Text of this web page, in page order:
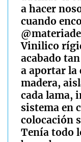
a hacer
cuando
Vinilico
acabado
a aportar la
madera,
cada lama,
sistema en
colocación
Tenía todo